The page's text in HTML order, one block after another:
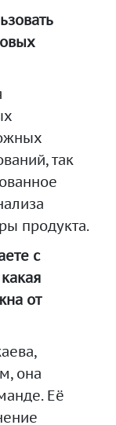
так
продукта.
с
от
она
Её